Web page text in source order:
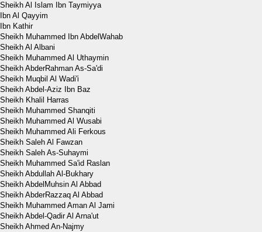
Sheikh Al Islam Ibn Taymiyya
Ibn Al Qayyim
Ibn Kathir
Sheikh Muhammed Ibn AbdelWahab
Sheikh Al Albani
Sheikh Muhammed Al Uthaymin
Sheikh AbderRahman As-Sa'di
Sheikh Muqbil Al Wadi'i
Sheikh Abdel-Aziz Ibn Baz
Sheikh Khalil Harras
Sheikh Muhammed Shanqiti
Sheikh Muhammed Al Wusabi
Sheikh Muhammed Ali Ferkous
Sheikh Saleh Al Fawzan
Sheikh Saleh As-Suhaymi
Sheikh Muhammed Sa'id Raslan
Sheikh Abdullah Al-Bukhary
Sheikh AbdelMuhsin Al Abbad
Sheikh AbderRazzaq Al Abbad
Sheikh Muhammed Aman Al Jami
Sheikh Abdel-Qadir Al Arna'ut
Sheikh Ahmed An-Najmy